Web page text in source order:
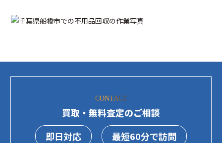
CONTACT
買取・無料査定のご相談
即日対応
最短60分で訪問